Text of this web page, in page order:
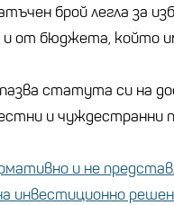
брой легла за
и от бюджета, който
статута си на
и чуждестранни
и не
инвестиционно